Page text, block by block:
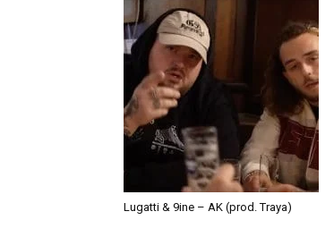
Lugatti & 9ine – AK (prod. Traya)